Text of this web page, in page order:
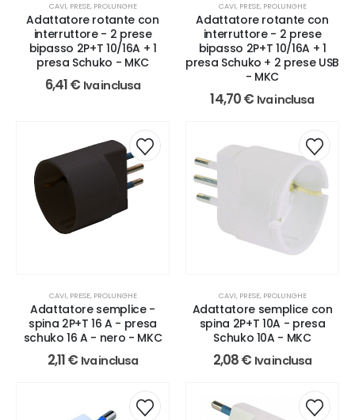
CAVI, PRESE, PROLUNGHE
Adattatore rotante con
interruttore - 2 prese
bipasso 2P+T 10/16A + 1
presa Schuko - MKC
6,41€ Iva inclusa
CAVI, PRESE, PROLUNGHE
Adattatore rotante con
interruttore - 2 prese
bipasso 2P+T 10/16A + 1
presa Schuko + 2 prese USB
- MKC
14,70€ Iva inclusa
CAVI, PRESE, PROLUNGHE
Adattatore semplice -
spina 2P+T 16 A - presa
schuko 16 A - nero - MKC
2,11€ Iva inclusa
CAVI, PRESE, PROLUNGHE
Adattatore semplice con
spina 2P+T 10A - presa
Schuko 10A - MKC
2,08€ Iva inclusa